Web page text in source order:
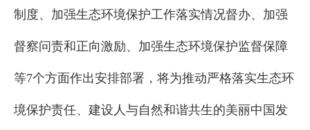
制度、加强生态环境保护工作落实情况督办、加强
督察问责和正向激励、加强生态环境保护监督保障
等7个方面作出安排部署，将为推动严格落实生态环
境保护责任、建设人与自然和谐共生的美丽中国发